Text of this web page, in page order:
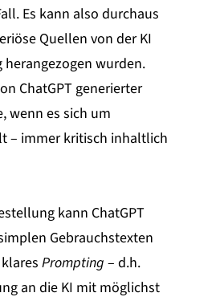
Es kann also durchaus
Quellen von der KI
herangezogen wurden.
ChatGPT generierter
wenn es sich um
– immer kritisch inhaltlich
kann ChatGPT
Gebrauchstexten
Prompting – d.h.
an die KI mit möglichst